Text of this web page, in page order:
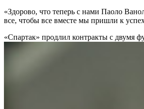
«Здорово, что теперь с нами Паоло
все, чтобы все вместе мы пришли к
«Спартак» продлил контракты с двумя